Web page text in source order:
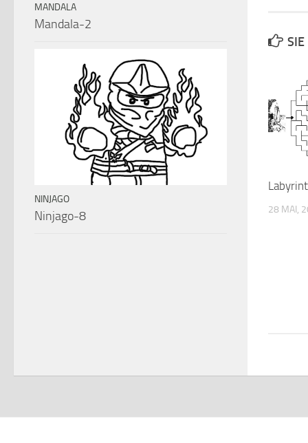
SIE
28 MAI,
MANDALA
Mandala-2
NINJAGO
Ninjago-8